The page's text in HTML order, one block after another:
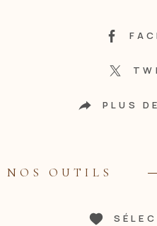
PLUS
NOS OUTILS